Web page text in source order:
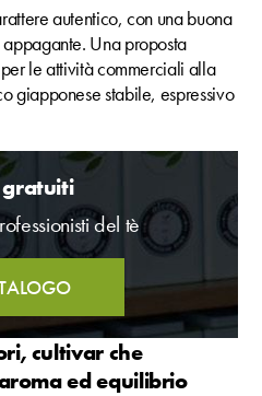
autentico, con una buona
Una proposta
le attività commerciali alla
giapponese stabile, espressivo
gratuiti
del tè
cultivar che
ed equilibrio